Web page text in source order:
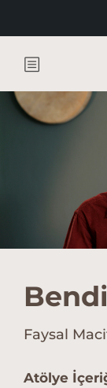
Faysal
Atölye